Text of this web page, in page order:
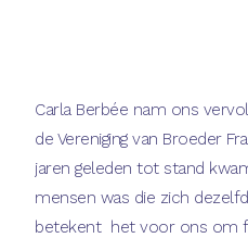
Carla Berbée nam ons
de Vereniging van Broeder
jaren geleden tot stand
mensen was die zich
betekent het voor ons om